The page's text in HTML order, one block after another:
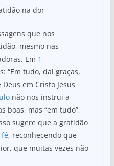
na dor
que nos
mesmo nas
Em 1
“Em tudo, dai graças,
em Cristo Jesus
não nos instrui a
boas, mas “em tudo”,
sugere que a gratidão
fé, reconhecendo que
que muitas vezes não